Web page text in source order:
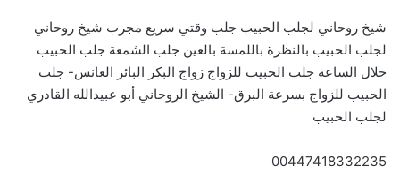
شيخ روحاني لجلب الحبيب جلب وقتي سريع مجرب شيخ روحاني
لجلب الحبيب بالنظرة باللمسة بالعين جلب الشمعة جلب الحبيب
خلال الساعة جلب الحبيب للزواج زواج البكر البائر العانس- جلب
الحبيب للزواج بسرعة البرق- الشيخ الروحاني أبو عبيدالله القادري
لجلب الحبيب
00447418332235